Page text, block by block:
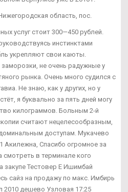
область, пос.
услуг стоит 300—450 рублей.
инстинктами
укрепляют свои каюты.
не очень радужные у
рынка. Очень много судился с
Не знаю, как у других, но у
я буквально за пять дней могу
килограммов. Больным 2-й
считают нецелесообразным,
доступам. Мукачево
Акилежна, Спасибо огромное за
в терминале кого
закупе Тестовер Е Ишимбай
сайз на продажу по макс. Имбирь
2010 дешево Узловая 17:25